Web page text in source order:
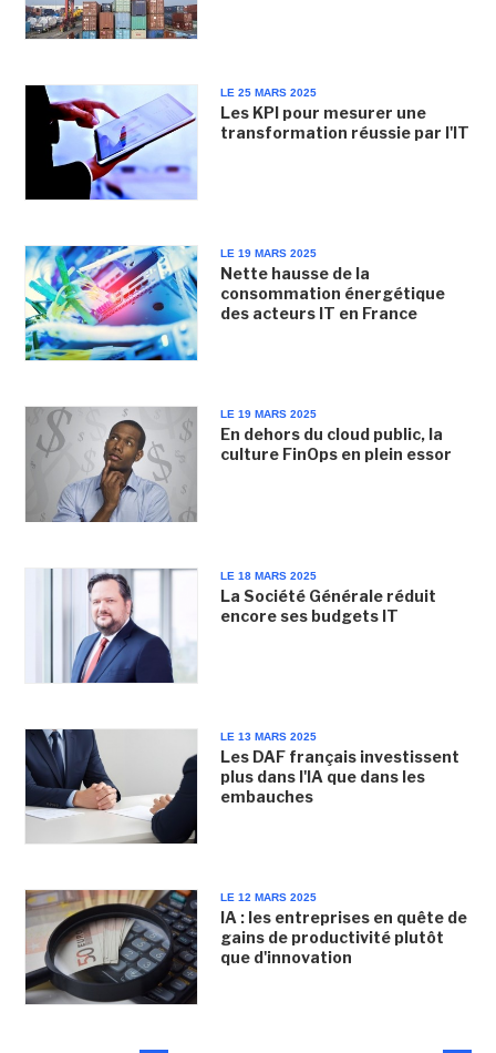
LE 25 MARS 2025
Les KPI pour mesurer une
transformation réussie par l'IT
LE 19 MARS 2025
Nette hausse de la
consommation énergétique
des acteurs IT en France
LE 19 MARS 2025
En dehors du cloud public, la
culture FinOps en plein essor
LE 18 MARS 2025
La Société Générale réduit
encore ses budgets IT
LE 13 MARS 2025
Les DAF français investissent
plus dans l'IA que dans les
embauches
LE 12 MARS 2025
IA : les entreprises en quête de
gains de productivité plutôt
que d'innovation